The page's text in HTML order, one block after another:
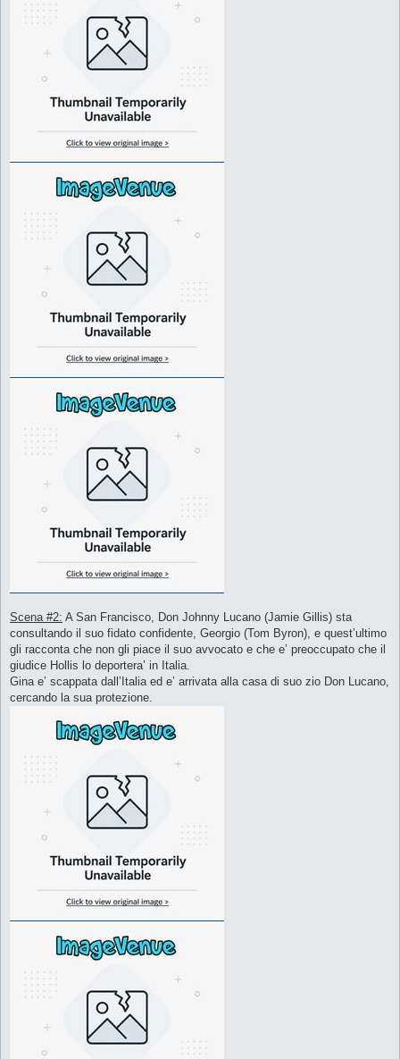
Scena #2: A San Francisco, Don Johnny Lucano (Jamie Gillis) sta
consultando il suo fidato confidente, Georgio (Tom Byron), e quest’ultimo
gli racconta che non gli piace il suo avvocato e che e’ preoccupato che il
giudice Hollis lo deportera’ in Italia.
Gina e’ scappata dall’Italia ed e’ arrivata alla casa di suo zio Don Lucano,
cercando la sua protezione.